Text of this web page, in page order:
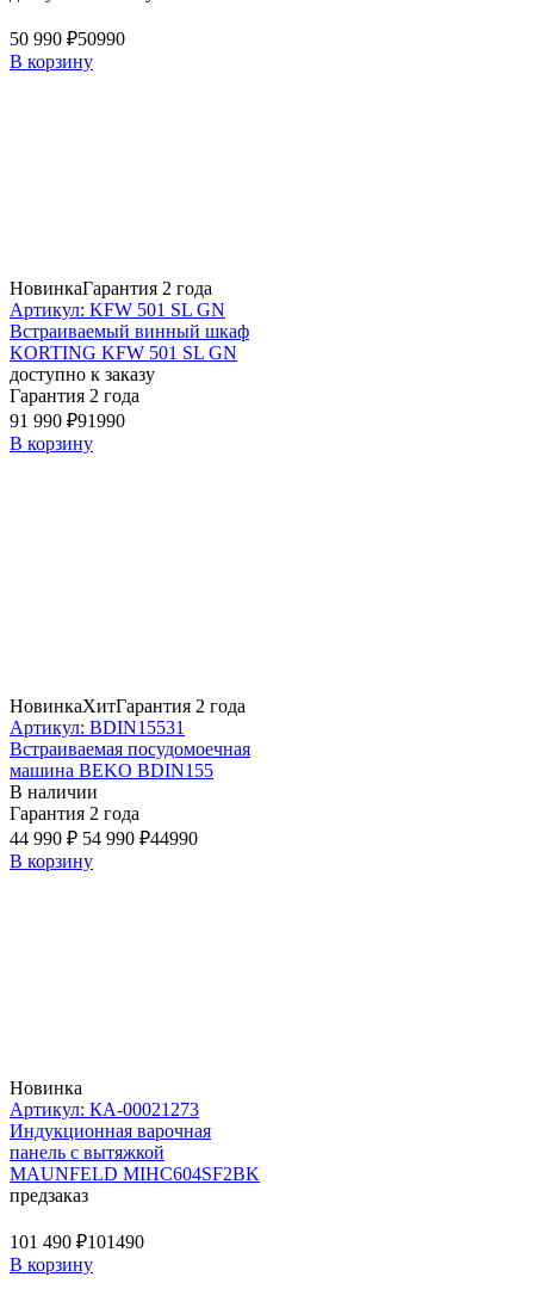
50 990 ₽50990
В корзину
НовинкаГарантия 2 года
Артикул: KFW 501 SL GN
Встраиваемый винный шкаф
KORTING KFW 501 SL GN
доступно к заказу
Гарантия 2 года
91 990 ₽91990
В корзину
НовинкаХитГарантия 2 года
Артикул: BDIN15531
Встраиваемая посудомоечная
машина BEKO BDIN155
В наличии
Гарантия 2 года
44 990 ₽ 54 990 ₽44990
В корзину
Новинка
Артикул: КА-00021273
Индукционная варочная
панель с вытяжкой
MAUNFELD MIHC604SF2BK
предзаказ
101 490 ₽101490
В корзину